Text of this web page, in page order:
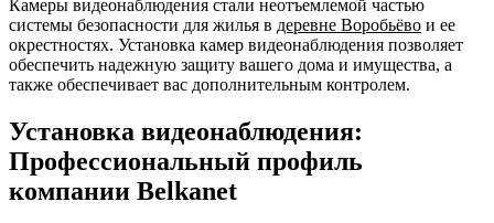
Камеры видеонаблюдения стали неотъемлемой частью
системы безопасности для жилья в деревне Воробьёво и ее
окрестностях. Установка камер видеонаблюдения позволяет
обеспечить надежную защиту вашего дома и имущества, а
также обеспечивает вас дополнительным контролем.
Установка видеонаблюдения:
Профессиональный профиль
компании Belkanet